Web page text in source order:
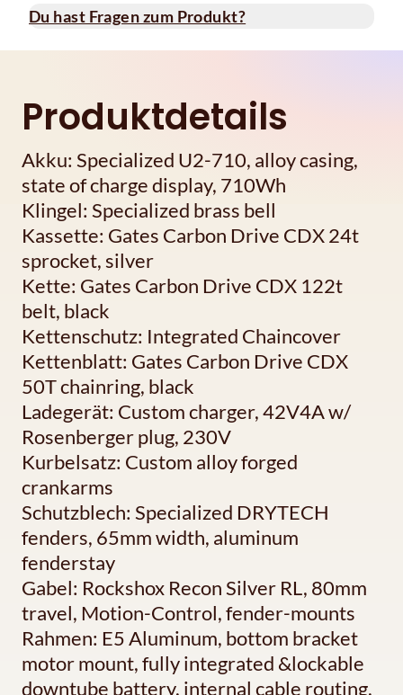
Du hast Fragen zum Produkt?
Produktdetails
Akku: Specialized U2-710, alloy casing,
state of charge display, 710Wh
Klingel: Specialized brass bell
Kassette: Gates Carbon Drive CDX 24t
sprocket, silver
Kette: Gates Carbon Drive CDX 122t
belt, black
Kettenschutz: Integrated Chaincover
Kettenblatt: Gates Carbon Drive CDX
50T chainring, black
Ladegerät: Custom charger, 42V4A w/
Rosenberger plug, 230V
Kurbelsatz: Custom alloy forged
crankarms
Schutzblech: Specialized DRYTECH
fenders, 65mm width, aluminum
fenderstay
Gabel: Rockshox Recon Silver RL, 80mm
travel, Motion-Control, fender-mounts
Rahmen: E5 Aluminum, bottom bracket
motor mount, fully integrated &lockable
downtube battery, internal cable routing,